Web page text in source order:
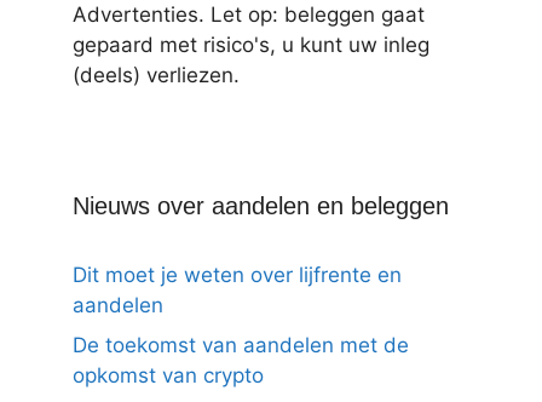
Advertenties. Let op: beleggen gaat
gepaard met risico's, u kunt uw inleg
(deels) verliezen.
Nieuws over aandelen en beleggen
Dit moet je weten over lijfrente en
aandelen
De toekomst van aandelen met de
opkomst van crypto